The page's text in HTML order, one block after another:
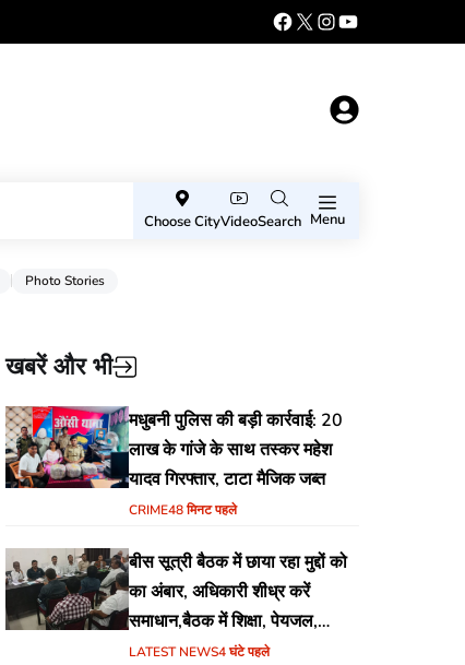
Choose CityVideoSearch Menu
Photo Stories
खबरें और भी
मधुबनी पुलिस की बड़ी कार्रवाई: 20
लाख के गांजे के साथ तस्कर महेश
यादव गिरफ्तार, टाटा मैजिक जब्त
CRIME48 मिनट पहले
बीस सूत्री बैठक में छाया रहा मुद्दों को
का अंबार, अधिकारी शीध्र करें
समाधान,बैठक में शिक्षा, पेयजल,
जलजमाव,आवास ,व किसानों के
LATEST NEWS4 घंटे पहले